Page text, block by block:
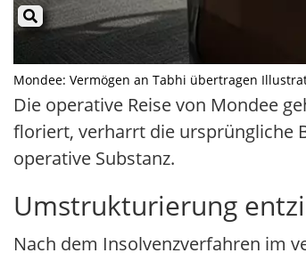
Mondee: Vermögen an Tabhi übertragen
Die operative Reise von Mondee
floriert, verharrt die ursprüngliche
operative Substanz.
Umstrukturierung
Nach dem Insolvenzverfahren im